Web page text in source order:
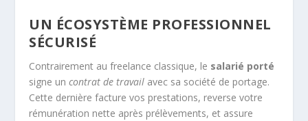
UN ÉCOSYSTÈME PROFESSIONNEL
SÉCURISÉ
Contrairement au freelance classique, le salarié porté
signe uncontrat de travail avec sa société de portage.
Cette dernière facture vos prestations, reverse votre
rémunération nette après prélèvements, et assure